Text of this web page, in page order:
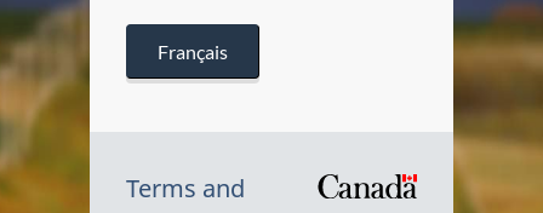
Français
Terms and